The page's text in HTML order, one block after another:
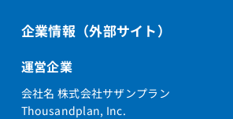
企業情報（外部サイト）
運営企業
会社名 株式会社サザンプラン
Thousandplan, Inc.